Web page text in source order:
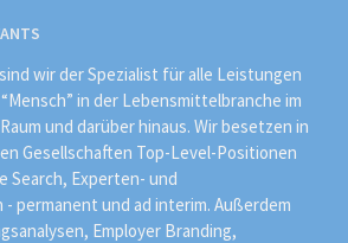
wir der Spezialist für alle Leistungen
in der Lebensmittelbranche im
und darüber hinaus. Wir besetzen in
Gesellschaften Top-Level-Positionen
Search, Experten- und
permanent und ad interim. Außerdem
Employer Branding,